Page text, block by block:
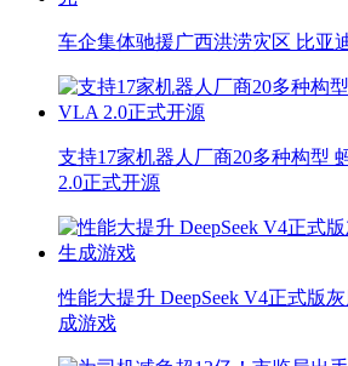
车企集体驰援广西洪涝灾区 比亚
支持17家机器人厂商20多种构型
2.0正式开源
性能大提升 DeepSeek V4正式版
成游戏